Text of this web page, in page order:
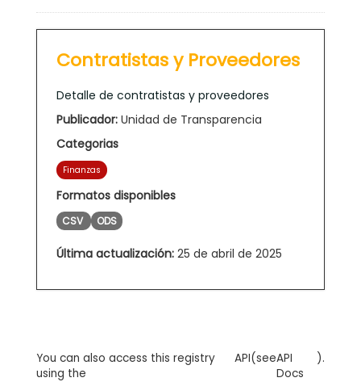
Contratistas y Proveedores
Detalle de contratistas y proveedores
Publicador: Unidad de Transparencia
Categorias
Finanzas
Formatos disponibles
CSV ODS
Última actualización: 25 de abril de 2025
You can also access this registry
using the
API(seeAPI
Docs
).